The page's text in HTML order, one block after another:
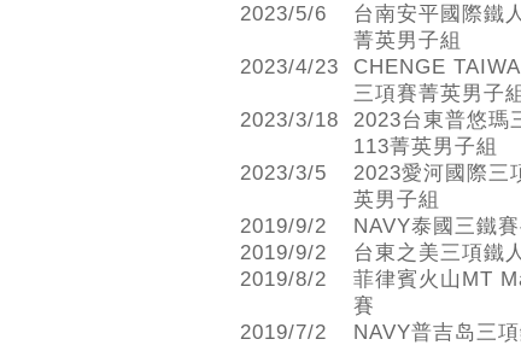
2023/5/6
台南安平國際鐵
菁英男子組
2023/4/23
CHENGE
三項賽菁英男子
2023/3/18
2023台東普悠瑪
113菁英男子組
2023/3/5
2023愛河國際三
英男子組
2019/9/2 NAVY泰國三鐵
2019/9/2
台東之美三項鐵
2019/8/2
菲律賓火山MT
賽
2019/7/2 NAVY普吉岛三